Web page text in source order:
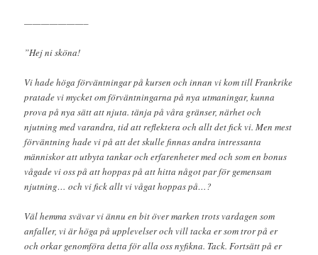
———————–
”Hej ni sköna!
Vi hade höga förväntningar på kursen och innan vi kom till Frankrike
pratade vi mycket om förväntningarna på nya utmaningar, kunna
prova på nya sätt att njuta. tänja på våra gränser, närhet och
njutning med varandra, tid att reflektera och allt det fick vi. Men mest
förväntning hade vi på att det skulle finnas andra intressanta
människor att utbyta tankar och erfarenheter med och som en bonus
vågade vi oss på att hoppas på att hitta något par för gemensam
njutning… och vi fick allt vi vågat hoppas på…?
Väl hemma svävar vi ännu en bit över marken trots vardagen som
anfaller, vi är höga på upplevelser och vill tacka er som tror på er
och orkar genomföra detta för alla oss nyfikna. Tack. Fortsätt på er